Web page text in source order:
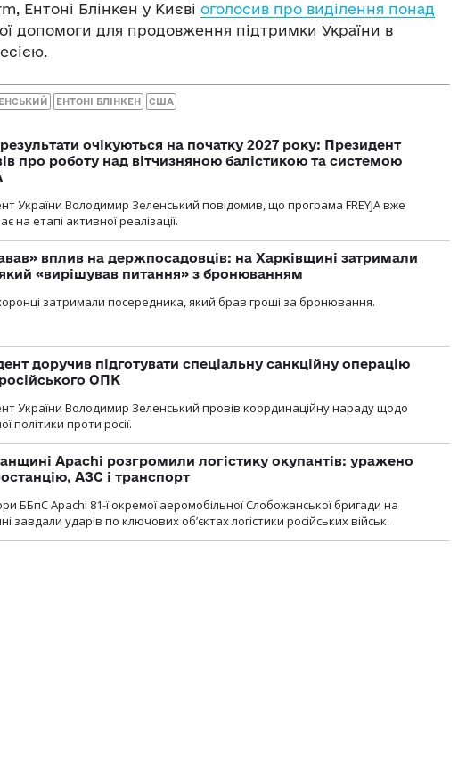
Ентоні Блінкен у Києві оголосив про виділення понад
допомоги для продовження підтримки України в
ЕНТОНІ БЛІНКЕН США
очікуються на початку 2027 року: Президент
про роботу над вітчизняною балістикою та системою
України Володимир Зеленський повідомив, що програма FREYJA вже
на етапі активної реалізації.
вплив на держпосадовців: на Харківщині затримали
«вирішував питання» з бронюванням
затримали посередника, який брав гроші за бронювання.
доручив підготувати спеціальну санкційну операцію
ОПК
України Володимир Зеленський провів координаційну нараду щодо
політики проти росії.
Apachi розгромили логістику окупантів: уражено
АЗС і транспорт
ББпС Apachi 81-ї окремої аеромобільної Слобожанської бригади на
завдали ударів по ключових об’єктах логістики російських військ.